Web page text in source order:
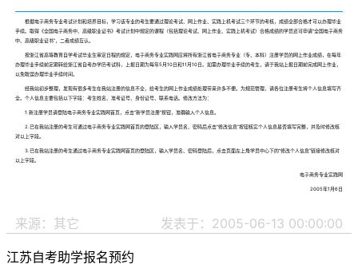
根据电子商务专业考试计划和培养目标，学习该专业的考生要通过理论考试、网上作业、实践上机考试三个环节的考核，成绩全部合格才可以办理毕业
手续。取得《全国电子商务中、高级职业证书》考试计划中规定的课程（包括理论考试、网上作业、实践上机考试）合格成绩的学员还可申请“全国电子商务
中、高级职业证书”，二者成绩互认。
按浙江省高等教育自学考试毕业生审定日程的规定，电子商务专业实践网应将所有浙江省电子商务专业（专、本科）注册学员的网上作业成绩，在每年
办理毕业手续前定期转给浙江省自考办学历考试科，上报日期为每年5月10日和11月10日。如需办理毕业手续的考生，请于我站上报日期前完成网上作业，
以免耽误办理毕业手续时间。
经我站初步整理，发现有很多考生在我站注册的信息不全，给考生的网上作业成绩处理带来许多不便。为规范管理，请各位注册考生将个人信息填写齐
全。个人信息主要包括以下字段：考生姓名、准考证号、身份证号、联系电话。修改方法为：
1.新注册学员请登陆电子商务专业实践网首页，点击“新学员注册”按钮，准确输入个人信息。
2.已在我站注册的考生可通过电子商务专业实践网首页的登陆区，输入学员名、密码后点击“修改信息”按钮核实个人信息是否填写完整，并及时修改核
对以上字段。
3.已在我站注册的考生通过电子商务专业实践网首页的登陆区，输入学员名、密码登陆后，点击页面左上角学员中心下的“修改个人信息”链接修改核对
以上字段。
电子商务专业实践网
2005年1月6日
来源：其它 发表于：2005-06-13 00:00:00
江苏自考助学报名预约